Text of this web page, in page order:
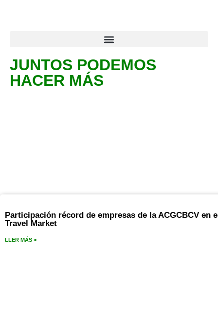
JUNTOS PODEMOS
HACER MÁS
Participación récord de empresas de la ACGCBCV en
Travel Market
LLER MÁS >